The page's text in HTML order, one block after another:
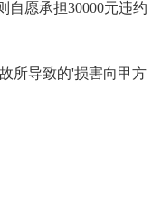
愿承担30000元违约
所导致的'损害向甲方